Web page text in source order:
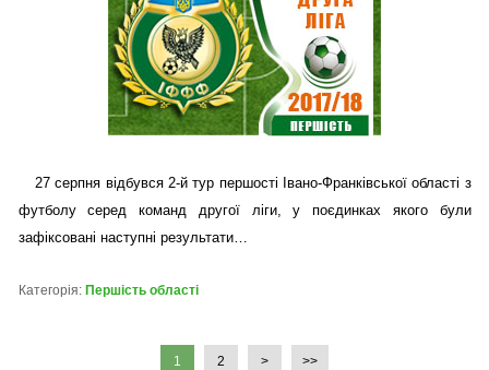
27 серпня відбувся 2-й тур першості Івано-Франківської області з
футболу серед команд другої ліги, у поєдинках якого були
зафіксовані наступні результати…
Категорія: Першість області
1 2 > >>